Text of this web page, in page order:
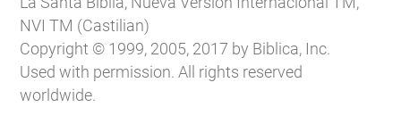
NVI TM (Castilian)
Copyright © 1999, 2005, 2017 by Biblica, Inc.
Used with permission. All rights reserved
worldwide.